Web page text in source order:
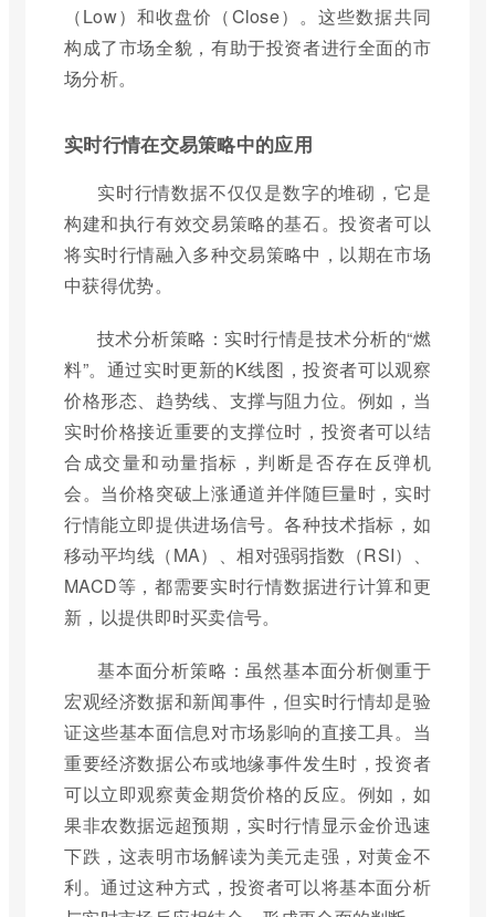
（Low）和收盘价（Close）。这些数据共同
构成了市场全貌，有助于投资者进行全面的市
场分析。
实时行情在交易策略中的应用
实时行情数据不仅仅是数字的堆砌，它是
构建和执行有效交易策略的基石。投资者可以
将实时行情融入多种交易策略中，以期在市场
中获得优势。
技术分析策略：实时行情是技术分析的“燃
料”。通过实时更新的K线图，投资者可以观察
价格形态、趋势线、支撑与阻力位。例如，当
实时价格接近重要的支撑位时，投资者可以结
合成交量和动量指标，判断是否存在反弹机
会。当价格突破上涨通道并伴随巨量时，实时
行情能立即提供进场信号。各种技术指标，如
移动平均线（MA）、相对强弱指数（RSI）、
MACD等，都需要实时行情数据进行计算和更
新，以提供即时买卖信号。
基本面分析策略：虽然基本面分析侧重于
宏观经济数据和新闻事件，但实时行情却是验
证这些基本面信息对市场影响的直接工具。当
重要经济数据公布或地缘事件发生时，投资者
可以立即观察黄金期货价格的反应。例如，如
果非农数据远超预期，实时行情显示金价迅速
下跌，这表明市场解读为美元走强，对黄金不
利。通过这种方式，投资者可以将基本面分析